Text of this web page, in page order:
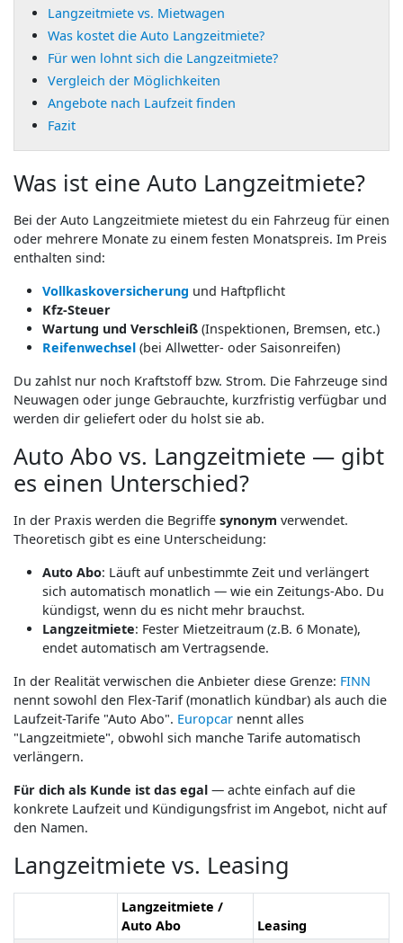
Langzeitmiete vs. Mietwagen
Was kostet die Auto Langzeitmiete?
Für wen lohnt sich die Langzeitmiete?
Vergleich der Möglichkeiten
Angebote nach Laufzeit finden
Fazit
Was ist eine Auto Langzeitmiete?
Bei der Auto Langzeitmiete mietest du ein Fahrzeug für einen
oder mehrere Monate zu einem festen Monatspreis. Im Preis
enthalten sind:
Vollkaskoversicherung und Haftpflicht
Kfz-Steuer
Wartung und Verschleiß (Inspektionen, Bremsen, etc.)
Reifenwechsel (bei Allwetter- oder Saisonreifen)
Du zahlst nur noch Kraftstoff bzw. Strom. Die Fahrzeuge sind
Neuwagen oder junge Gebrauchte, kurzfristig verfügbar und
werden dir geliefert oder du holst sie ab.
Auto Abo vs. Langzeitmiete — gibt
es einen Unterschied?
In der Praxis werden die Begriffe synonym verwendet.
Theoretisch gibt es eine Unterscheidung:
Auto Abo: Läuft auf unbestimmte Zeit und verlängert
sich automatisch monatlich — wie ein Zeitungs-Abo. Du
kündigst, wenn du es nicht mehr brauchst.
Langzeitmiete: Fester Mietzeitraum (z.B. 6 Monate),
endet automatisch am Vertragsende.
In der Realität verwischen die Anbieter diese Grenze: FINN
nennt sowohl den Flex-Tarif (monatlich kündbar) als auch die
Laufzeit-Tarife "Auto Abo". Europcar nennt alles
"Langzeitmiete", obwohl sich manche Tarife automatisch
verlängern.
Für dich als Kunde ist das egal — achte einfach auf die
konkrete Laufzeit und Kündigungsfrist im Angebot, nicht auf
den Namen.
Langzeitmiete vs. Leasing
Langzeitmiete /
Auto Abo
Leasing